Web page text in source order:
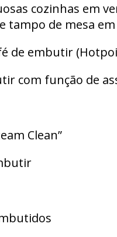
cozinhas em
tampo de mesa
de embutir
com função de
Clean”